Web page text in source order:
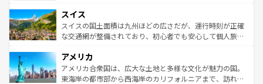
れる地方に足を運ぶとそれぞれで全く異なる文化を体験で
きるだろう。 なお、新着のフランス情報はコンテンツ一覧
を参照してほしい。
は、お酒好きな人にはぜひ体験してほしい。 なお、新着の
ドイツ情報はコンテンツ一覧を参照してほしい。
リアごとに異なる魅力がある。また、優雅なアフタヌーン
ティー、ビール好きにはたまらない英国パブ、サッカー観
戦など、本場だからこそできる体験も豊富。イギリスを旅
ンツ一覧を参照してほしい。
スイス
スイスの国土面積は九州ほどの広さだが、運行時刻が正確
な交通網が整備されており、初心者でも安心して個人旅行
の建物がそのまま残る町や、スイスならではのユニークな
博物館もあり、アルプス観光だけでなく町歩きも満喫する
ことができる。国民の所得が高いため物価も高いが、旅行
アメリカ
アメリカ合衆国は、広大な土地と多様な文化が魅力の国。
東海岸の都市部から西海岸のカリフォルニアまで、訪れる